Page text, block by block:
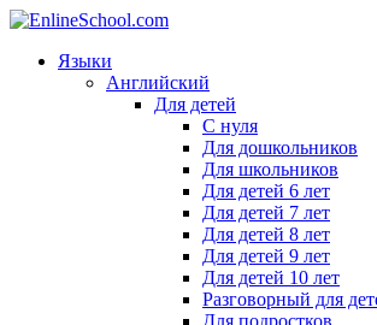
Языки
Английский
Для детей
С нуля
Для дошкольников
Для школьников
Для детей 6 лет
Для детей 7 лет
Для детей 8 лет
Для детей 9 лет
Для детей 10 лет
Разговорный для
Для подростков